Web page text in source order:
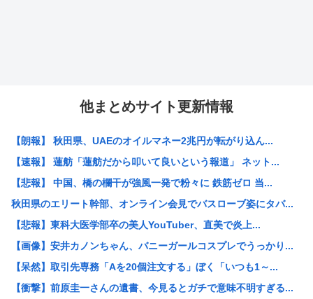
他まとめサイト更新情報
【朗報】 秋田県、UAEのオイルマネー2兆円が転がり込ん...
【速報】 蓮舫「蓮舫だから叩いて良いという報道」 ネット...
【悲報】 中国、橋の欄干が強風一発で粉々に 鉄筋ゼロ 当...
秋田県のエリート幹部、オンライン会見でバスローブ姿にタバ...
【悲報】東科大医学部卒の美人YouTuber、直美で炎上...
【画像】安井カノンちゃん、バニーガールコスプレでうっかり...
【呆然】取引先専務「Aを20個注文する」ぼく「いつも1～...
【衝撃】前原圭一さんの遺書、今見るとガチで意味不明すぎる...